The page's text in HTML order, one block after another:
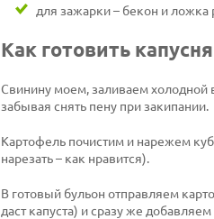
для зажарки – бекон и ложка
Как готовить
Свинину моем, заливаем холодной
забывая снять пену при закипании.
Картофель почистим и нарежем
нарезать – как нравится).
В готовый бульон отправляем
даст капуста) и сразу же